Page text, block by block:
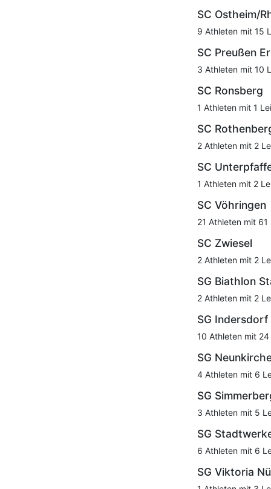
SC Ostheim/
9 Athleten mit 15
SC Preußen
3 Athleten mit 10
SC Ronsberg
1 Athleten mit 1
SC
2 Athleten mit 2
SC
1 Athleten mit 2
SC Vöhringen
21 Athleten mit
SC Zwiesel
2 Athleten mit 2
SG Biathlon
2 Athleten mit 2
SG Indersdorf
10 Athleten mit
SG
4 Athleten mit 6
SG
3 Athleten mit 5
SG
6 Athleten mit 6
SG Viktoria